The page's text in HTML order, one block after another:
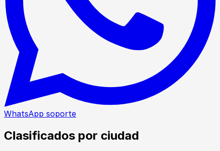
WhatsApp soporte
Clasificados por ciudad